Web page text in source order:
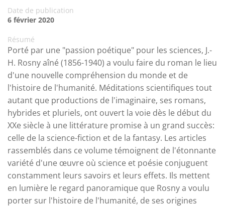
Date de publication
6 février 2020
Résumé
Porté par une "passion poétique" pour les sciences, J.-
H. Rosny aîné (1856-1940) a voulu faire du roman le lieu
d'une nouvelle compréhension du monde et de
l'histoire de l'humanité. Méditations scientifiques tout
autant que productions de l'imaginaire, ses romans,
hybrides et pluriels, ont ouvert la voie dès le début du
XXe siècle à une littérature promise à un grand succès:
celle de la science-fiction et de la fantasy. Les articles
rassemblés dans ce volume témoignent de l'étonnante
variété d'une œuvre où science et poésie conjuguent
constamment leurs savoirs et leurs effets. Ils mettent
en lumière le regard panoramique que Rosny a voulu
porter sur l'histoire de l'humanité, de ses origines